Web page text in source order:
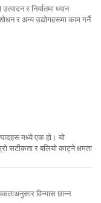
र निर्यातमा ध्यान
र अन्य उद्योगहरूमा काम गर्ने
मध्ये एक हो। यो
सटीकता र बलियो काट्ने क्षमता
विन्यास छान्न